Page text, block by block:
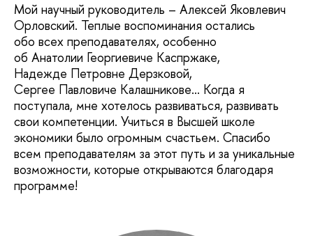
Мой научный руководитель – Алексей Яковлевич
Орловский. Теплые воспоминания остались
обо всех преподавателях, особенно
об Анатолии Георгиевиче Каспржаке,
Надежде Петровне Дерзковой,
Сергее Павловиче Калашникове... Когда я
поступала, мне хотелось развиваться, развивать
свои компетенции. Учиться в Высшей школе
экономики было огромным счастьем. Спасибо
всем преподавателям за этот путь и за уникальные
возможности, которые открываются благодаря
программе!